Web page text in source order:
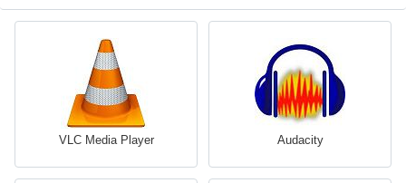
VLC Media Player Audacity